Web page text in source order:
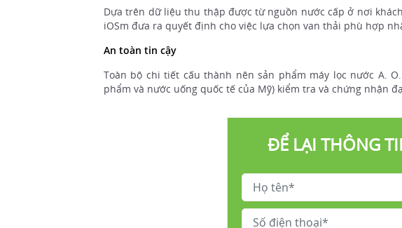
Dựa trên dữ liệu thu thập được từ nguồn nước cấp ở nơi
iOSm đưa ra quyết định cho việc lựa chọn van thải phù hợp
An toàn tin cậy
Toàn bộ chi tiết cấu thành nên sản phẩm máy lọc nước A.
phẩm và nước uống quốc tế của Mỹ) kiểm tra và chứng nhận
ĐỂ LẠI THÔNG